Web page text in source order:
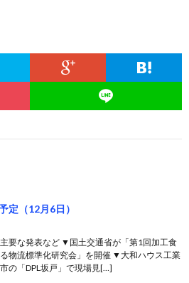
定（12月6日）
要な発表など ▼国土交通省が「第1回加工食
物流標準化研究会」を開催 ▼大和ハウス工業
の「DPL坂戸」で現場見[…]